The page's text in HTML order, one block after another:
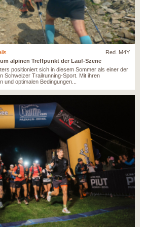
Red. M4Y
alpinen Treffpunkt der Lauf-Szene
positioniert sich in diesem Sommer als einer der
Schweizer Trailrunning-Sport. Mit ihren
optimalen Bedingungen...